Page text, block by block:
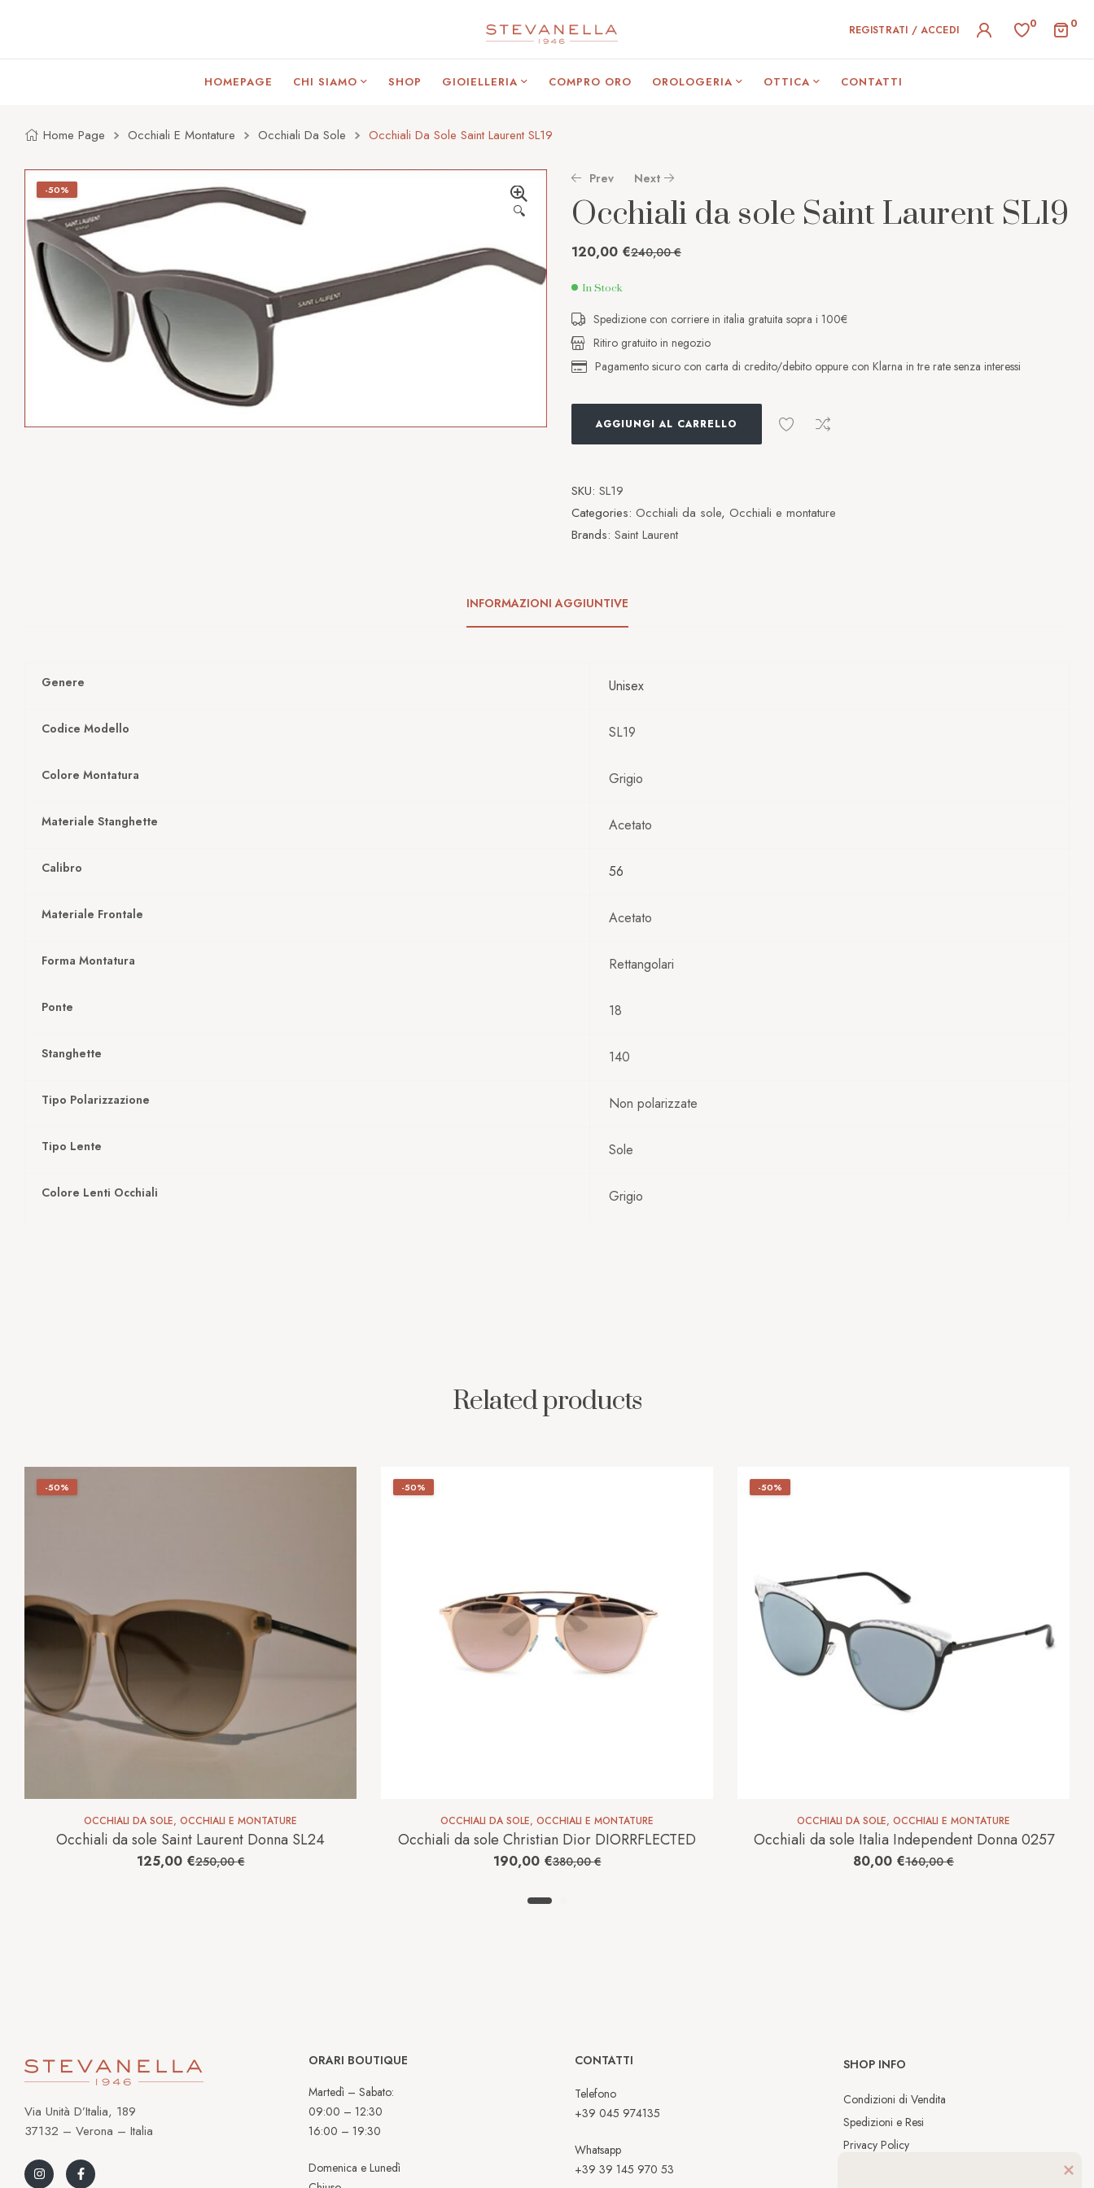
REGISTRATI / ACCEDI 0 0
HOMEPAGE CHI SIAMO SHOP GIOIELLERIA COMPRO ORO OROLOGERIA OTTICA CONTATTI
Home Page Occhiali E Montature Occhiali Da Sole Occhiali Da Sole Saint Laurent SL19
🔍
-50%
Prev
250,00€
125,00 €
Next
210,00€
126,00 €
Occhiali da sole Saint Laurent SL19
240,00€
120,00 €
In Stock
Spedizione con corriere in italia gratuita sopra i 100€
Ritiro gratuito in negozio
Pagamento sicuro con carta di credito/debito oppure con Klarna in tre rate senza interessi
AGGIUNGI AL CARRELLO
SKU: SL19
Categories: Occhiali da sole, Occhiali e montature
Brands: Saint Laurent
INFORMAZIONI AGGIUNTIVE
Genere Unisex
Codice Modello SL19
Colore Montatura Grigio
Materiale Stanghette Acetato
Calibro 56
Materiale Frontale Acetato
Forma Montatura Rettangolari
Ponte 18
Stanghette 140
Tipo Polarizzazione Non polarizzate
Tipo Lente Sole
Colore Lenti Occhiali Grigio
Related products
-50%
OCCHIALI DA SOLE, OCCHIALI E MONTATURE
Occhiali da sole Saint Laurent Donna SL24
250,00€
125,00 €
-50%
OCCHIALI DA SOLE, OCCHIALI E MONTATURE
Occhiali da sole Christian Dior DIORRFLECTED
380,00€
190,00 €
-50%
OCCHIALI DA SOLE, OCCHIALI E MONTATURE
Occhiali da sole Italia Independent Donna 0257
160,00€
80,00 €
Via Unità D’Italia, 189
37132 – Verona – Italia
ORARI BOUTIQUE
Martedì – Sabato:
09:00 – 12:30
16:00 – 19:30
Domenica e Lunedì
CONTATTI
Telefono
+39 045 974135
Whatsapp
+39 39 145 970 53
SHOP INFO
Condizioni di Vendita
Spedizioni e Resi
Privacy Policy